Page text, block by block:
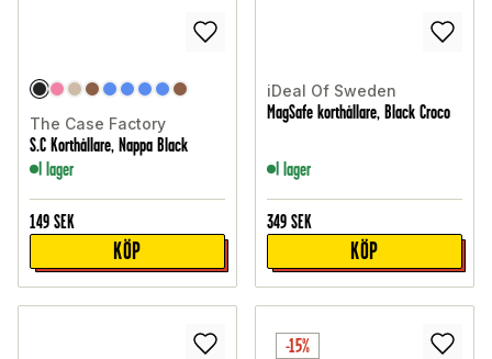
The Case Factory
S.C Korthållare, Nappa Black
I lager
149 SEK
KÖP
iDeal Of Sweden
MagSafe korthållare, Black Croco
I lager
349 SEK
KÖP
-15%